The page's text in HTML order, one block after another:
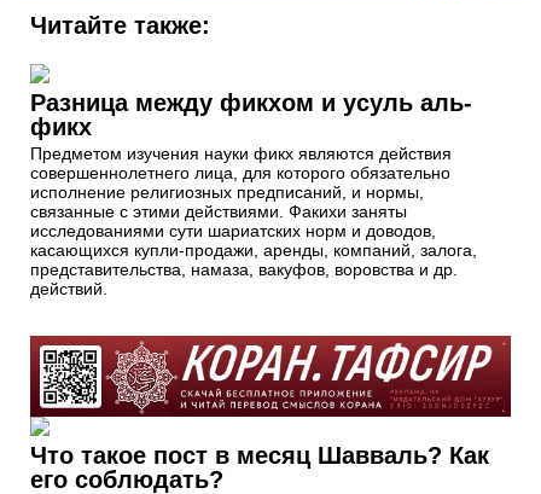
Читайте также:
Разница между фикхом и усуль аль-
фикх
Предметом изучения науки фикх являются действия
совершеннолетнего лица, для которого обязательно
исполнение религиозных предписаний, и нормы,
связанные с этими действиями. Факихи заняты
исследованиями сути шариатских норм и доводов,
касающихся купли-продажи, аренды, компаний, залога,
представительства, намаза, вакуфов, воровства и др.
действий.
Что такое пост в месяц Шавваль? Как
его соблюдать?